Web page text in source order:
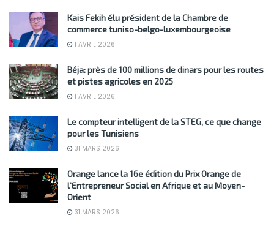
Kais Fekih élu président de la Chambre de
commerce tuniso-belgo-luxembourgeoise
1 AVRIL 2026
Béja: près de 100 millions de dinars pour les routes
et pistes agricoles en 2025
1 AVRIL 2026
Le compteur intelligent de la STEG, ce que change
pour les Tunisiens
31 MARS 2026
Orange lance la 16e édition du Prix Orange de
l’Entrepreneur Social en Afrique et au Moyen-
Orient
31 MARS 2026